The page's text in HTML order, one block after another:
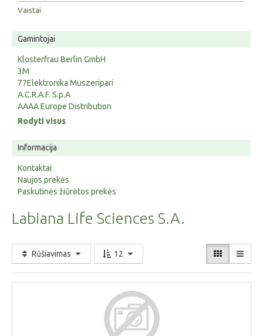
Vaistai
Gamintojai
Klosterfrau Berlin GmbH
3M
77Elektronika Muszeripari
A.C.R.A.F. S.p.A
AAAA Europe Distribution
Rodyti visus
Informacija
Kontaktai
Naujos prekės
Paskutinės žiūrėtos prekės
Labiana Life Sciences S.A.
Rūšiavimas 12